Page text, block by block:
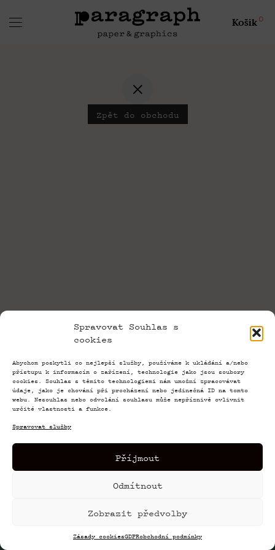
Spravovat Souhlas s
cookies
Abychom poskytli co nejlepší služby, používáme k ukládání a/nebo
přístupu k informacím o zařízení, technologie jako jsou soubory
cookies. Souhlas s těmito technologiemi nám umožní zpracovávat
údaje, jako je chování při procházení nebo jedinečná ID na tomto
webu. Nesouhlas nebo odvolání souhlasu může nepříznivě ovlivnit
určité vlastnosti a funkce.
Spravovat služby
Příjmout
Odmítnout
Zobrazit předvolby
Zásady cookiesGDPRobchodní podmínky
Košík0
Zpět do obchodu
© 2026 Paragraph – In August Company s.r.o.